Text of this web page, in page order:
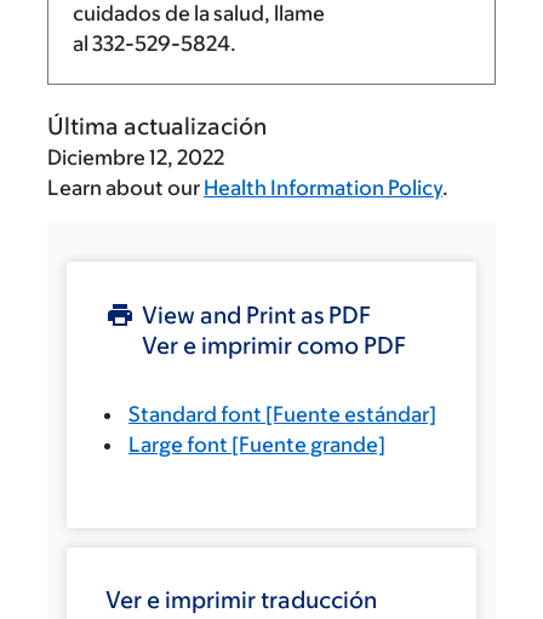
cuidados de la salud, llame
al 332-529-5824.
Última actualización
Diciembre 12, 2022
Learn about our Health Information Policy.
View and Print as PDF
Ver e imprimir como PDF
Standard font [Fuente estándar]
Large font [Fuente grande]
Ver e imprimir traducción